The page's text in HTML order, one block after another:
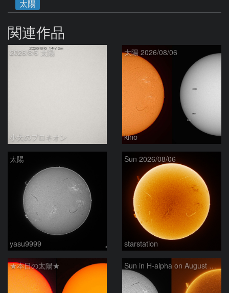
太陽
関連作品
2026/8/6 太陽
小犬のプロキオン
太陽 2026/08/06
kino
太陽
yasu9999
Sun 2026/08/06
starstation
★本日の太陽★ Sun in H-alpha on August 6, 2026